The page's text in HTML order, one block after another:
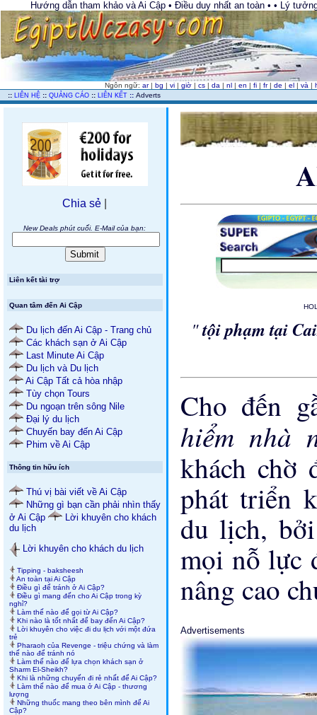
Hướng dẫn tham khảo và Ai Cập • Điều duy nhất an toàn • • Lý
Ngôn ngữ:ar |bg |vi |giờ |cs |da |nl |en |fi |fr |de |el |và |
:: LIÊN HỆ :: QUẢNG CÁO :: LIÊN KẾT :: Adverts
Chia sẻ
New Deals phút cuối. E-Mail của bạn:
Liên kết tài trợ
Quan tâm đến Ai Cập
Du lịch đến Ai Cập - Trang chủ
Các khách sạn ở Ai Cập
Last Minute Ai Cập
Du lịch và Du lịch
Ai Cập Tất cả hòa nhập
Tùy chọn Tours
Du ngoạn trên sông Nile
Đại lý du lịch
Chuyến bay đến Ai Cập
Phim về Ai Cập
Thông tin hữu ích
Thú vị bài viết về Ai Cập
Những gì bạn cần phải nhìn thấy
ở Ai Cập
Lời khuyên cho khách
du lịch
Lời khuyên cho khách du lịch
Tipping - baksheesh
An toàn tại Ai Cập
Điều gì để tránh ở Ai Cập?
Điều gì mang đến cho Ai Cập trong kỳ
nghỉ?
Làm thế nào để gọi từ Ai Cập?
Khi nào là tốt nhất để bay đến Ai Cập?
Lời khuyên cho việc đi du lịch với một đứa
trẻ
Pharaoh của Revenge - triệu chứng và làm
thế nào để tránh nó
Làm thế nào để lựa chọn khách sạn ở
Sharm El-Sheikh?
Khi là những chuyến đi rẻ nhất để Ai Cập?
Làm thế nào để mua ở Ai Cập - thương
lượng
Những thuốc mang theo bên mình để Ai
Cập?
"tội phạm tại
Cho đến
hiểm nhà
khách
phát triển
du lịch,
mọi nỗ lực
nâng cao
Advertisements